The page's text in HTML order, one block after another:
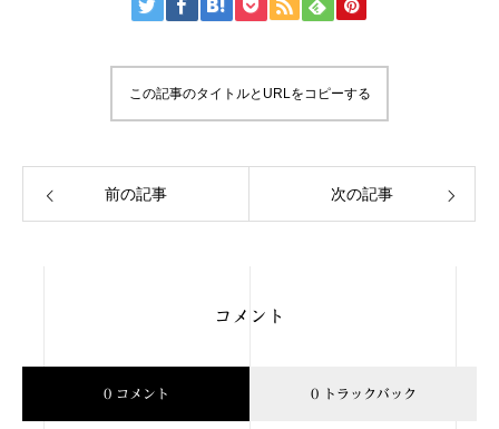
この記事のタイトルとURLをコピーする
前の記事 次の記事
コメント
0 コメント 0 トラックバック